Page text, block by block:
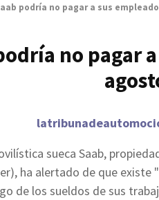
podría no pagar a sus
no pagar
sueca Saab,
ha alertado de que existe
de los sueldos de sus